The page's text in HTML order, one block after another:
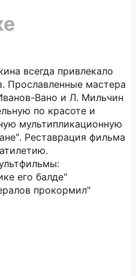
всегда привлекало
Прославленные мастера
Вано и Л. Мильчин
по красоте и
мультипликационную
Реставрация фильма
его балде"
прокормил"